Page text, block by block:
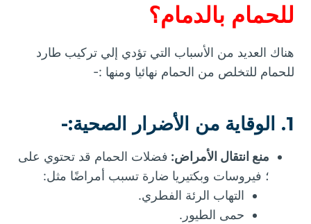
للحمام بالدمام؟
هناك العديد من الأسباب التي تؤدي إلي تركيب طارد
للحمام للتخلص من الحمام نهائيا ومنها :-
1. الوقاية من الأضرار الصحية:-
منع انتقال الأمراض: فضلات الحمام قد تحتوي على
؛ فيروسات وبكتيريا ضارة تسبب أمراضًا مثل:
التهاب الرئة الفطري.
حمى الطيور.